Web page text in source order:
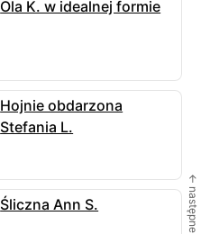
Ola K. w idealnej formie
Hojnie obdarzona
Stefania L.
Śliczna Ann S. ← następne